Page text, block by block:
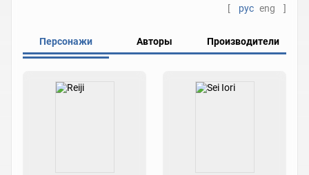
[
рус eng ]
Персонажи Авторы Производители